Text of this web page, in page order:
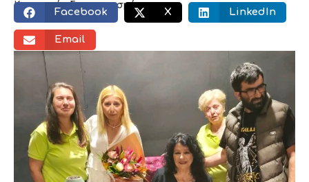
Κοινωνικός διαμοιρασμός:
Facebook X LinkedIn
Email